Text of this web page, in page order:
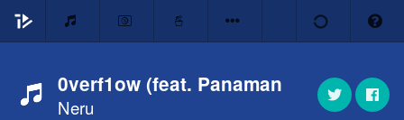
0verf1ow (feat. Panaman
Neru